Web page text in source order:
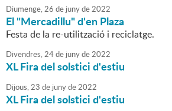
Diumenge,26 de junyde2022
El "Mercadillu" d'en Plaza
Festa de la re-utilització i reciclatge.
Divendres,24de junyde2022
XL Fira del solstici d'estiu
Dijous,23 de junyde2022
XL Fira del solstici d'estiu